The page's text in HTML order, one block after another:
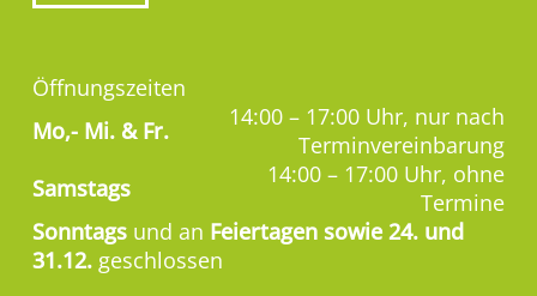
Öffnungszeiten
Mo,- Mi. & Fr.
14:00 – 17:00 Uhr, nur nach
Terminvereinbarung
Samstags
14:00 – 17:00 Uhr, ohne
Termine
Sonntags und an Feiertagen sowie 24. und
31.12. geschlossen